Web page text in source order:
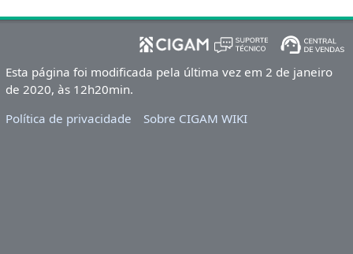
Esta página foi modificada pela última vez em 2 de janeiro
de 2020, às 12h20min.
Política de privacidade
Sobre CIGAM WIKI